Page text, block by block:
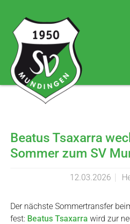
Beatus Tsaxarra
Sommer zum SV
12.03.2026
Der nächste Sommertransfer
fest: Beatus Tsaxarra wird zur